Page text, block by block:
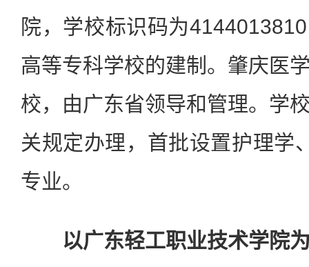
院，学校标识码为
高等专科学校的建制。肇庆医
校，由广东省领导和管理。学
关规定办理，首批设置护理学
专业。
以广东轻工职业技术学院